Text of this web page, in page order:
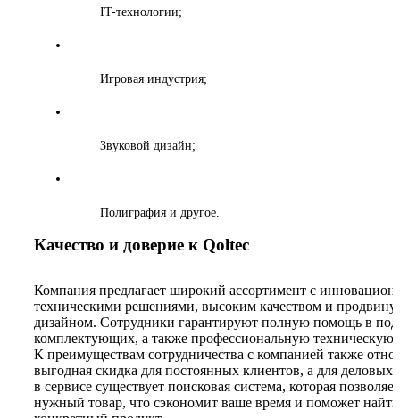
IT-технологии;
Игровая индустрия;
Звуковой дизайн;
Полиграфия и другое.
Качество и доверие к Qoltec
Компания предлагает широкий ассортимент с
техническими решениями, высоким качеством и
дизайном. Сотрудники гарантируют полную помощь в
комплектующих, а также профессиональную техническую
К преимуществам сотрудничества с компанией также
выгодная скидка для постоянных клиентов, а для деловых
в сервисе существует поисковая система, которая
нужный товар, что сэкономит ваше время и поможет найти